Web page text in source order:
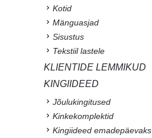
Kotid
Mänguasjad
Sisustus
Tekstiil lastele
KLIENTIDE LEMMIKUD
KINGIIDEED
Jõulukingitused
Kinkekomplektid
Kingiideed emadepäevaks